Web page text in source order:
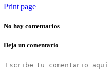
Print page
No hay comentarios
Deja un comentario